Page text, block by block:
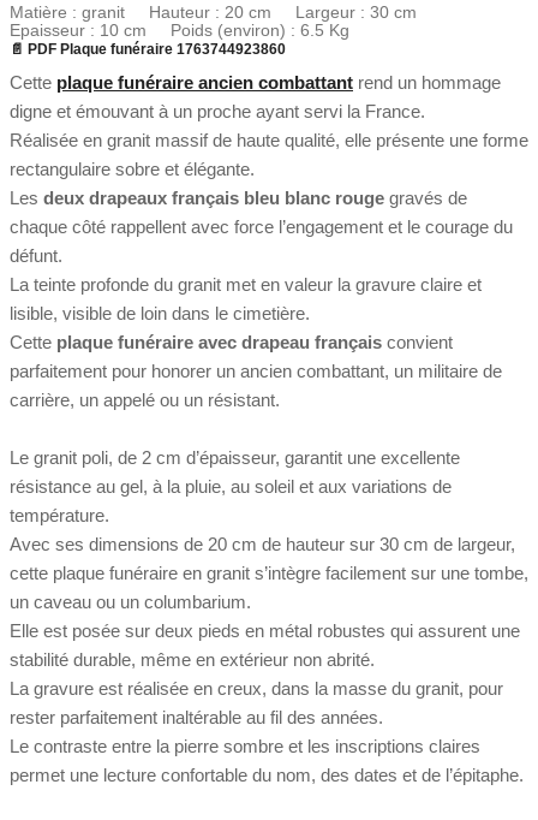
Matière : granit Hauteur : 20 cm Largeur : 30 cm
Epaisseur : 10 cm Poids (environ) : 6.5 Kg
📄 PDF Plaque funéraire 1763744923860
Cette plaque funéraire ancien combattant rend un hommage
digne et émouvant à un proche ayant servi la France.
Réalisée en granit massif de haute qualité, elle présente une forme
rectangulaire sobre et élégante.
Les deux drapeaux français bleu blanc rouge gravés de
chaque côté rappellent avec force l’engagement et le courage du
défunt.
La teinte profonde du granit met en valeur la gravure claire et
lisible, visible de loin dans le cimetière.
Cette plaque funéraire avec drapeau français convient
parfaitement pour honorer un ancien combattant, un militaire de
carrière, un appelé ou un résistant.
Le granit poli, de 2 cm d’épaisseur, garantit une excellente
résistance au gel, à la pluie, au soleil et aux variations de
température.
Avec ses dimensions de 20 cm de hauteur sur 30 cm de largeur,
cette plaque funéraire en granit s’intègre facilement sur une tombe,
un caveau ou un columbarium.
Elle est posée sur deux pieds en métal robustes qui assurent une
stabilité durable, même en extérieur non abrité.
La gravure est réalisée en creux, dans la masse du granit, pour
rester parfaitement inaltérable au fil des années.
Le contraste entre la pierre sombre et les inscriptions claires
permet une lecture confortable du nom, des dates et de l’épitaphe.